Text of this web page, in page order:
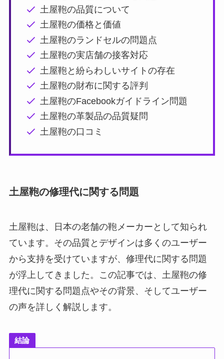
土屋鞄の品質について
土屋鞄の価格と価値
土屋鞄のランドセルの問題点
土屋鞄の実店舗の接客対応
土屋鞄と紛らわしいサイトの存在
土屋鞄の財布に関する評判
土屋鞄のFacebookガイドライン問題
土屋鞄の革製品の品質疑問
土屋鞄の口コミ
土屋鞄の修理代に関する問題
土屋鞄は、日本の老舗の鞄メーカーとして知られ
ています。その品質とデザインは多くのユーザー
から支持を受けていますが、修理代に関する問題
が浮上してきました。この記事では、土屋鞄の修
理代に関する問題点やその背景、そしてユーザー
の声を詳しく解説します。
結論